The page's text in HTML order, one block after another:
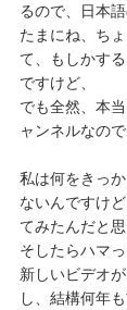
るので、日本
たまにね、ち
て、もしかす
ですけど、
でも全然、本
ャンネルなの
私は何をきっ
ないんですけ
てみたんだと
そしたらハマっ
新しいビデオ
し、結構何年